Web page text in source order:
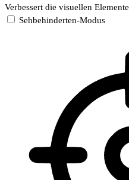
Verbessert die visuellen
Sehbehinderten-Modus